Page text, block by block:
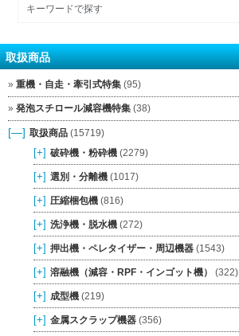
取扱商品
重機・自走・牽引式特集 (95)
発泡スチロール減容機特集 (38)
[—] 取扱商品 (15719)
[+] 破砕機・粉砕機 (2279)
[+] 選別・分離機 (1017)
[+] 圧縮梱包機 (816)
[+] 洗浄機・脱水機 (272)
[+] 押出機・ペレタイザー・周辺機器 (1543)
[+] 溶融機（減容・RPF・インゴット機） (322)
[+] 成型機 (219)
[+] 金属スクラップ機器 (356)